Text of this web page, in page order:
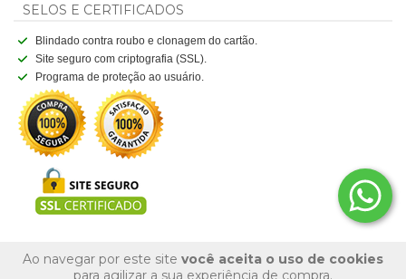
Ao navegar por este site você aceita o uso de cookies
para agilizar a sua experiência de compra.
SELOS E CERTIFICADOS
Blindado contra roubo e clonagem do cartão.
Site seguro com criptografia (SSL).
Programa de proteção ao usuário.